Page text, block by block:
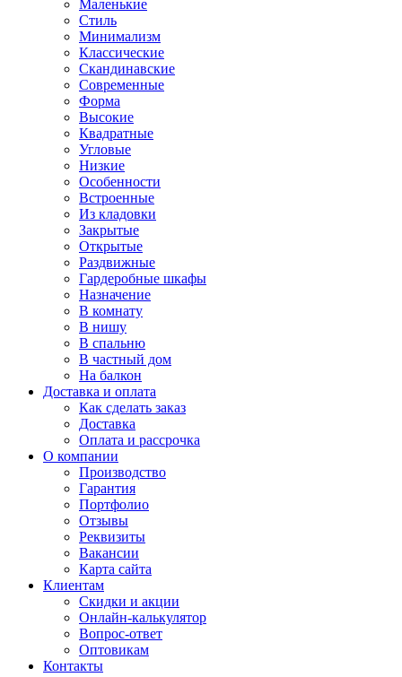
Маленькие
Стиль
Минимализм
Классические
Скандинавские
Современные
Форма
Высокие
Квадратные
Угловые
Низкие
Особенности
Встроенные
Из кладовки
Закрытые
Открытые
Раздвижные
Гардеробные шкафы
Назначение
В комнату
В нишу
В спальню
В частный дом
На балкон
Доставка и оплата
Как сделать заказ
Доставка
Оплата и рассрочка
О компании
Производство
Гарантия
Портфолио
Отзывы
Реквизиты
Вакансии
Карта сайта
Клиентам
Скидки и акции
Онлайн-калькулятор
Вопрос-ответ
Оптовикам
Контакты